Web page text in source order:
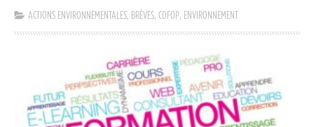
ACTIONS ENVIRONNEMENTALES, BRÈVES, COFOP, ENVIRONNEMENT